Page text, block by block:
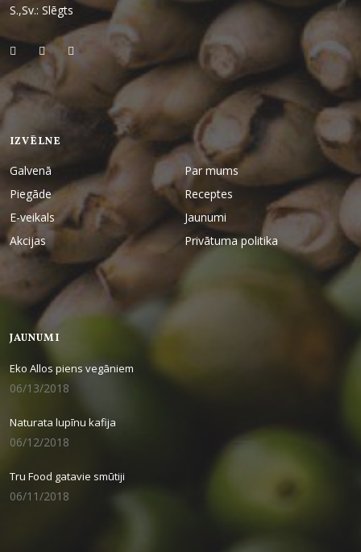
S.,Sv.: Slēgts
IZVĒLNE
Galvenā
Par mums
Piegāde
Receptes
E-veikals
Jaunumi
Akcijas
Privātuma politika
JAUNUMI
Eko Allos piens vegāniem
06/13/2018
Naturata lupīnu kafija
06/12/2018
Tru Food gatavie smūtiji
06/11/2018